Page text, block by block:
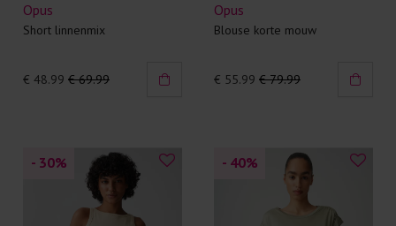
Opus
Short linnenmix
€ 48.99 € 69.99
Opus
Blouse korte mouw
€ 55.99 € 79.99
- 30% - 40%